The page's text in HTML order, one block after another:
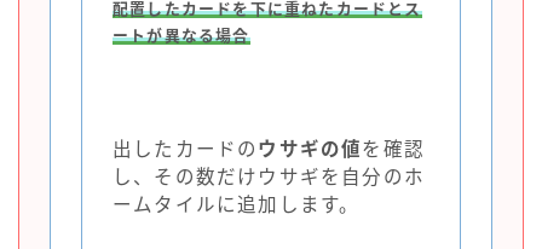
配置したカードを下に重ねたカードとス
ートが異なる場合
出したカードの ウサギの値を確認
し、その数だけウサギを自分のホ
ームタイルに追加します。